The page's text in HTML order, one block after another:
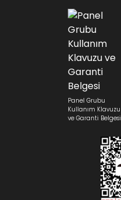
Panel Grubu
Kullanım Klavuzu
ve Garanti Belgesi